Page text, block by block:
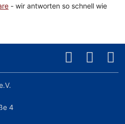
- wir antworten so schnell wie
4